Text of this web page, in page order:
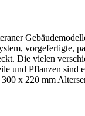
vorgefertigte,
Die vielen
Pflanzen sind
x 220 mm